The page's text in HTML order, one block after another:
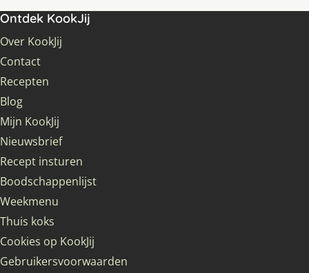
Ontdek KookJij
Over KookJij
Contact
Recepten
Blog
Mijn KookJij
Nieuwsbrief
Recept insturen
Boodschappenlijst
Weekmenu
Thuis koks
Cookies op KookJij
Gebruikersvoorwaarden